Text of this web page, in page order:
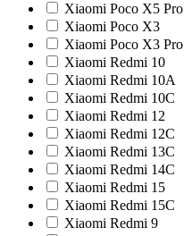
Xiaomi Poco X5 Pro
Xiaomi Poсo X3
Xiaomi Poсo X3 Pro
Xiaomi Redmi 10
Xiaomi Redmi 10A
Xiaomi Redmi 10C
Xiaomi Redmi 12
Xiaomi Redmi 12C
Xiaomi Redmi 13C
Xiaomi Redmi 14C
Xiaomi Redmi 15
Xiaomi Redmi 15C
Xiaomi Redmi 9